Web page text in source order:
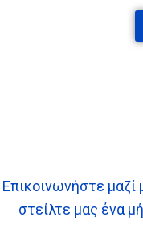
Επικοινωνήστε
στείλτε μας ένα